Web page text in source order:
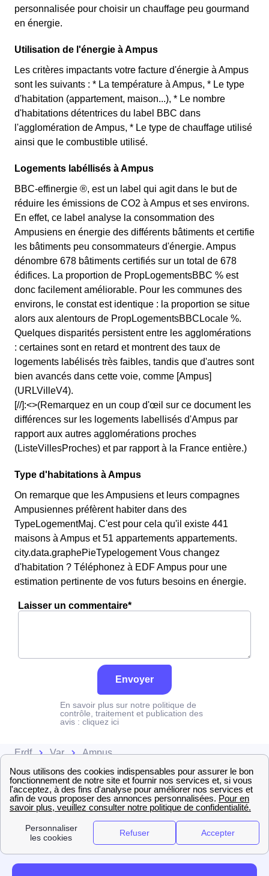
personnalisée pour choisir un chauffage peu gourmand
en énergie.
Utilisation de l'énergie à Ampus
Les critères impactants votre facture d'énergie à Ampus
sont les suivants : * La température à Ampus, * Le type
d'habitation (appartement, maison...), * Le nombre
d'habitations détentrices du label BBC dans
l'agglomération de Ampus, * Le type de chauffage utilisé
ainsi que le combustible utilisé.
Logements labéllisés à Ampus
BBC-effinergie ®, est un label qui agit dans le but de
réduire les émissions de CO2 à Ampus et ses environs.
En effet, ce label analyse la consommation des
Ampusiens en énergie des différents bâtiments et certifie
les bâtiments peu consommateurs d'énergie. Ampus
dénombre 678 bâtiments certifiés sur un total de 678
édifices. La proportion de PropLogementsBBC % est
donc facilement améliorable. Pour les communes des
environs, le constat est identique : la proportion se situe
alors aux alentours de PropLogementsBBCLocale %.
Quelques disparités persistent entre les agglomérations
: certaines sont en retard et montrent des taux de
logements labélisés très faibles, tandis que d'autres sont
bien avancés dans cette voie, comme [Ampus]
(URLVilleV4).
[//]:<>(Remarquez en un coup d'œil sur ce document les
différences sur les logements labellisés d'Ampus par
rapport aux autres agglomérations proches
(ListeVillesProches) et par rapport à la France entière.)
Type d'habitations à Ampus
On remarque que les Ampusiens et leurs compagnes
Ampusiennes préfèrent habiter dans des
TypeLogementMaj. C'est pour cela qu'il existe 441
maisons à Ampus et 51 appartements appartements.
city.data.graphePieTypelogement Vous changez
d'habitation ? Téléphonez à EDF Ampus pour une
estimation pertinente de vos futurs besoins en énergie.
Laisser un commentaire*
Envoyer
En savoir plus sur notre politique de
contrôle, traitement et publication des
avis : cliquez ici
Erdf Var Ampus